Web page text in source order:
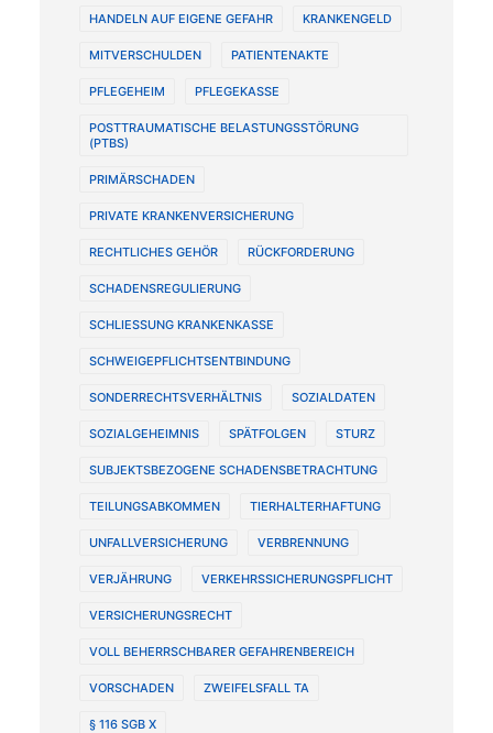
HANDELN AUF EIGENE GEFAHR KRANKENGELD
MITVERSCHULDEN PATIENTENAKTE
PFLEGEHEIM PFLEGEKASSE
POSTTRAUMATISCHE BELASTUNGSSTÖRUNG
(PTBS)
PRIMÄRSCHADEN
PRIVATE KRANKENVERSICHERUNG
RECHTLICHES GEHÖR RÜCKFORDERUNG
SCHADENSREGULIERUNG
SCHLIESSUNG KRANKENKASSE
SCHWEIGEPFLICHTSENTBINDUNG
SONDERRECHTSVERHÄLTNIS SOZIALDATEN
SOZIALGEHEIMNIS SPÄTFOLGEN STURZ
SUBJEKTSBEZOGENE SCHADENSBETRACHTUNG
TEILUNGSABKOMMEN TIERHALTERHAFTUNG
UNFALLVERSICHERUNG VERBRENNUNG
VERJÄHRUNG VERKEHRSSICHERUNGSPFLICHT
VERSICHERUNGSRECHT
VOLL BEHERRSCHBARER GEFAHRENBEREICH
VORSCHADEN ZWEIFELSFALL TA
§ 116 SGB X